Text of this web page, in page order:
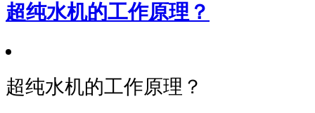
超纯水机的工作原理？
超纯水机的工作原理？